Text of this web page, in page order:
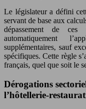
Le législateur a défini
servant de base aux
dépassement de ces
automatiquement
supplémentaires, sauf
spécifiques. Cette règle
français, quel que soit le
Dérogations
l’hôtellerie-